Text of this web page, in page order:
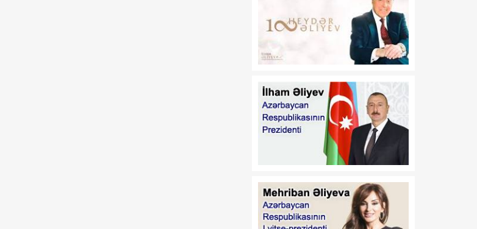
Göz sağlamlığını qorumaq
üçün hər fəslə uyğun
qidalanmaya və sağlam
yetirmək lazımdır
18:15
08 Avqust
Luvr İslam incəsənətinə
həsr olunmuş müvəqqəti
18:00
08 Avqust
Siyasi şərhçi:
Azərbaycanla Ermənistan
iqtisadi, siyasi və
humanitar müstəvidə
17:45
08 Avqust